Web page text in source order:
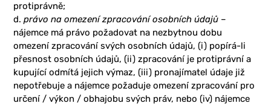
protiprávně;
d.právo na omezení zpracování osobních údajů –
nájemce má právo požadovat na nezbytnou dobu
omezení zpracování svých osobních údajů, (i) popírá-li
přesnost osobních údajů, (ii) zpracování je protiprávní a
kupující odmítá jejich výmaz, (iii) pronajímatel údaje již
nepotřebuje a nájemce požaduje omezení zpracování pro
určení / výkon / obhajobu svých práv, nebo (iv) nájemce